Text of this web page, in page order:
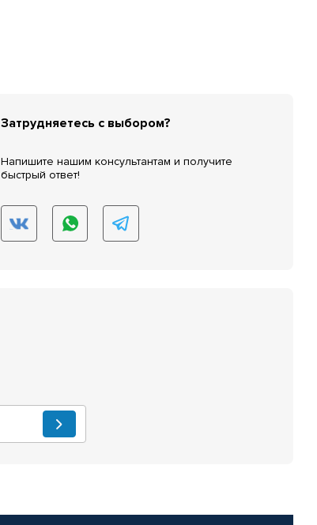
Затрудняетесь с выбором?
Напишите нашим консультантам и получите
быстрый ответ!